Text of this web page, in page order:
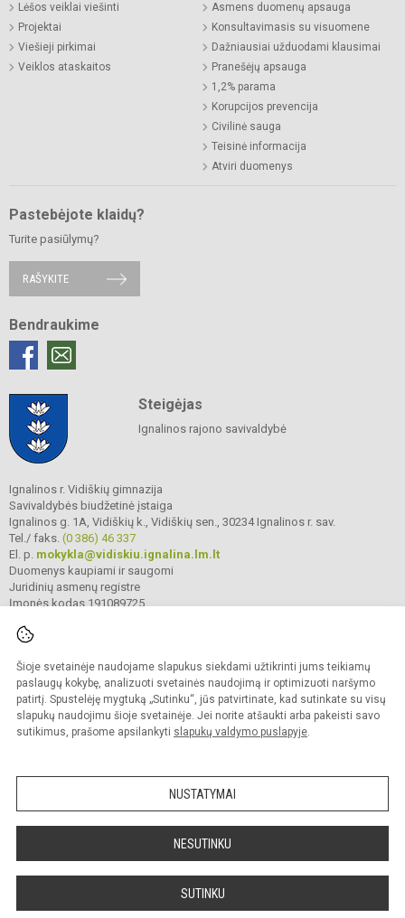
Šioje svetainėje naudojame slapukus siekdami užtikrinti jums teikiamų
paslaugų kokybę, analizuoti svetainės naudojimą ir optimizuoti naršymo
patirtį. Spustelėję mygtuką „Sutinku“, jūs patvirtinate, kad sutinkate su visų
slapukų naudojimu šioje svetainėje. Jei norite atšaukti arba pakeisti savo
sutikimus, prašome apsilankyti slapukų valdymo puslapyje.
NUSTATYMAI
NESUTINKU
SUTINKU
Lėšos veiklai viešinti
Projektai
Viešieji pirkimai
Veiklos ataskaitos
Asmens duomenų apsauga
Konsultavimasis su visuomene
Dažniausiai užduodami klausimai
Pranešėjų apsauga
1,2% parama
Korupcijos prevencija
Civilinė sauga
Teisinė informacija
Atviri duomenys
Pastebėjote klaidų?
Turite pasiūlymų?
RAŠYKITE
Bendraukime
Steigėjas
Ignalinos rajono savivaldybė
Ignalinos r. Vidiškių gimnazija
Savivaldybės biudžetinė įstaiga
Ignalinos g. 1A, Vidiškių k., Vidiškių sen., 30234 Ignalinos r. sav.
Tel./ faks. (0 386) 46 337
El. p. mokykla@vidiskiu.ignalina.lm.lt
Duomenys kaupiami ir saugomi
Juridinių asmenų registre
Įmonės kodas 191089725
© 2025. Ignalinos r. Vidiškių gimnazija. Visos teisės saugomos.
Kopijuoti turinį be raštiško gimnazijos sutikimo griežtai draudžiama.
Prieinamumo paraiška Slapukų valdymas
Sumanus būdas atnaujinti